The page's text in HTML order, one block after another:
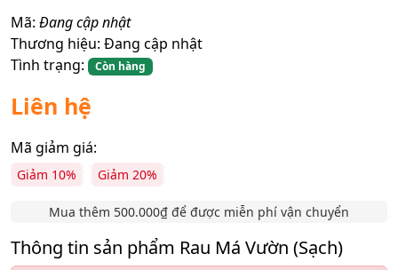
Mã: Đang cập nhật
Thương hiệu: Đang cập nhật
Tình trạng:
Còn hàng
Liên hệ
Mã giảm giá:
Giảm 10% Giảm 20%
Mua thêm 500.000₫ để được miễn phí vận chuyển
Thông tin sản phẩm Rau Má Vườn (Sạch)